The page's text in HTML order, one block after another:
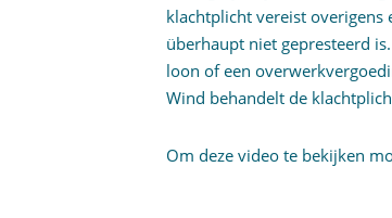
klachtplicht vereist overigens
überhaupt niet gepresteerd
loon of een
Wind behandelt de
Om deze video te bekijken